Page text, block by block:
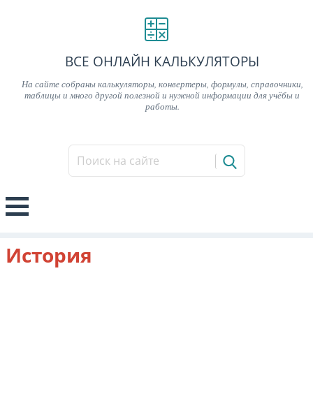
ВСЕ ОНЛАЙН КАЛЬКУЛЯТОРЫ
На сайте собраны калькуляторы, конвертеры, формулы, справочники,
таблицы и много другой полезной и нужной информации для учёбы и
работы.
История